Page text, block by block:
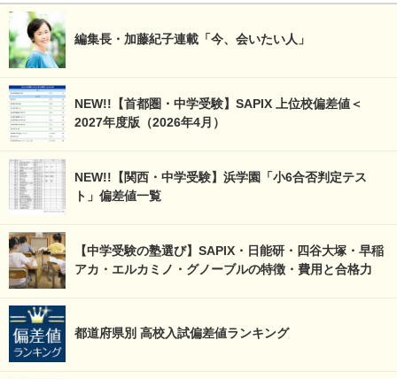
編集長・加藤紀子連載「今、会いたい人」
NEW!!【首都圏・中学受験】SAPIX 上位校偏差値＜
2027年度版（2026年4月）
NEW!!【関西・中学受験】浜学園「小6合否判定テス
ト」偏差値一覧
【中学受験の塾選び】SAPIX・日能研・四谷大塚・早稲
アカ・エルカミノ・グノーブルの特徴・費用と合格力
都道府県別 高校入試偏差値ランキング